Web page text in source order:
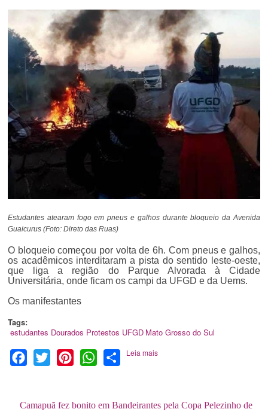
Estudantes atearam fogo em pneus e galhos durante bloqueio da Avenida
Guaicurus (Foto: Direto das Ruas)
O bloqueio começou por volta de 6h. Com pneus e galhos,
os acadêmicos interditaram a pista do sentido leste-oeste,
que liga a região do Parque Alvorada à Cidade
Universitária, onde ficam os campi da UFGD e da Uems.
Os manifestantes
Tags:
estudantes Dourados Protestos UFGD Mato Grosso do Sul
Facebook
Twitter PinterestWhatsApp
Share
Leia mais
Camapuã fez bonito em Bandeirantes pela Copa Pelezinho de